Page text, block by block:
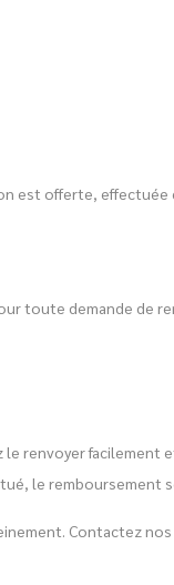
est offerte,
toute demande de
renvoyer
le remboursement
Contactez nos